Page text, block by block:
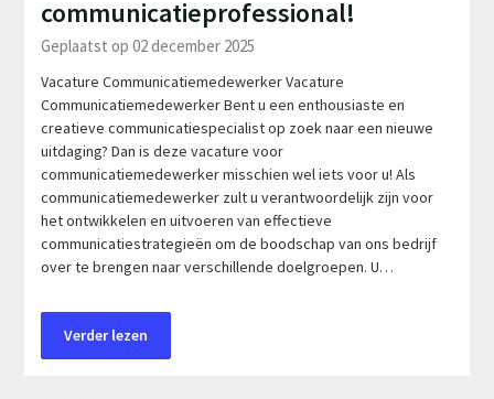
communicatieprofessional!
Geplaatst op 02 december 2025
Vacature Communicatiemedewerker Vacature
Communicatiemedewerker Bent u een enthousiaste en
creatieve communicatiespecialist op zoek naar een nieuwe
uitdaging? Dan is deze vacature voor
communicatiemedewerker misschien wel iets voor u! Als
communicatiemedewerker zult u verantwoordelijk zijn voor
het ontwikkelen en uitvoeren van effectieve
communicatiestrategieën om de boodschap van ons bedrijf
over te brengen naar verschillende doelgroepen. U…
Verder lezen